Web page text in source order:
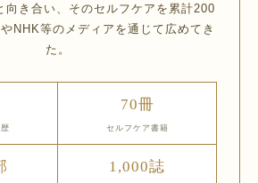
向き合い、そのセルフケアを累計200
NHK等のメディアを通じて広めてき
た。
70冊
セルフケア書籍
1,000誌